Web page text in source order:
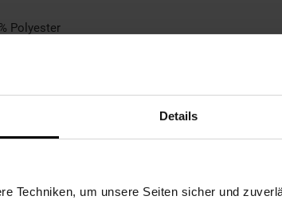
Details
Techniken, um unsere Seiten sicher und
Polyester
| info@hhm24.de | +49 9571 97410: